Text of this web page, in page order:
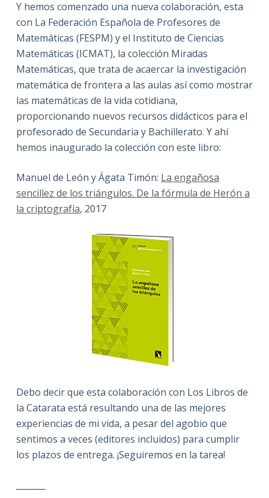
Y hemos comenzado una nueva colaboración, esta
con La Federación Española de Profesores de
Matemáticas (FESPM) y el Instituto de Ciencias
Matemáticas (ICMAT), la colección Miradas
Matemáticas, que trata de acaercar la investigación
matemática de frontera a las aulas así como mostrar
las matemáticas de la vida cotidiana,
proporcionando nuevos recursos didácticos para el
profesorado de Secundaria y Bachillerato. Y ahí
hemos inaugurado la colección con este libro:
Manuel de León y Ágata Timón: La engañosa
sencillez de los triángulos. De la fórmula de Herón a
la criptografía, 2017
Debo decir que esta colaboración con Los Libros de
la Catarata está resultando una de las mejores
experiencias de mi vida, a pesar del agobio que
sentimos a veces (editores incluidos) para cumplir
los plazos de entrega. ¡Seguiremos en la tarea!